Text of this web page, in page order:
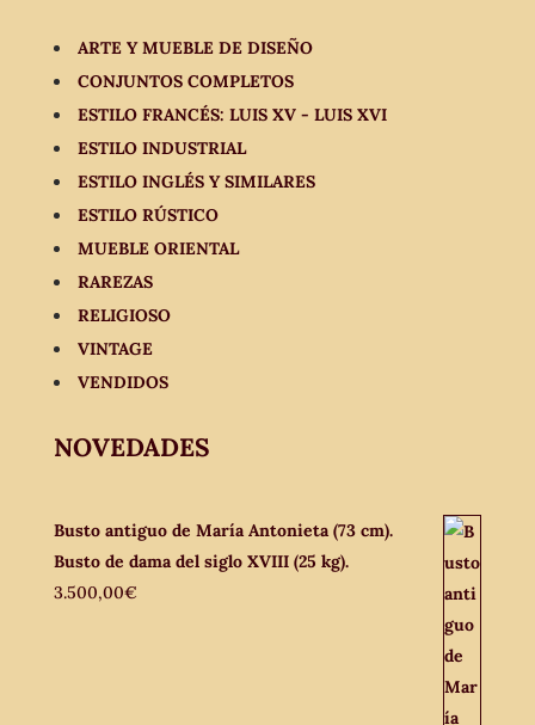
ARTE Y MUEBLE DE DISEÑO
CONJUNTOS COMPLETOS
ESTILO FRANCÉS: LUIS XV - LUIS XVI
ESTILO INDUSTRIAL
ESTILO INGLÉS Y SIMILARES
ESTILO RÚSTICO
MUEBLE ORIENTAL
RAREZAS
RELIGIOSO
VINTAGE
VENDIDOS
NOVEDADES
Busto antiguo de María Antonieta (73 cm).
Busto de dama del siglo XVIII (25 kg).
3.500,00€